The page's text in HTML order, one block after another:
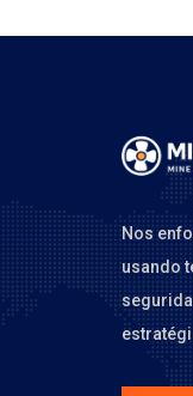
Nos
usando